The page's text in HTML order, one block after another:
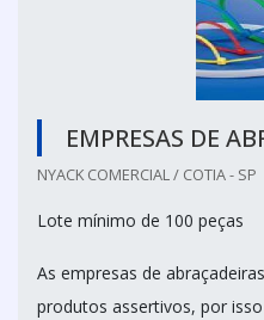
EMPRESAS DE
NYACK COMERCIAL / COTIA - SP
Lote mínimo de 100 peças
As empresas de
produtos assertivos, por